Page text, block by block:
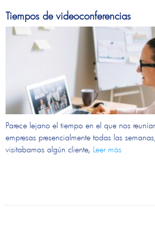
Tiempos de videoconferencias
Parece lejano el tiempo en el que nos
empresas presencialmente todas las
visitabamos algún cliente, Leer más